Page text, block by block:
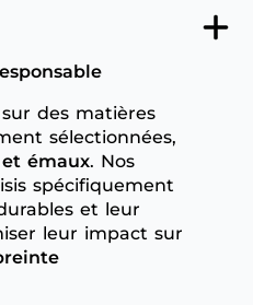
des matières
sélectionnées,
émaux. Nos
spécifiquement
et leur
leur impact sur